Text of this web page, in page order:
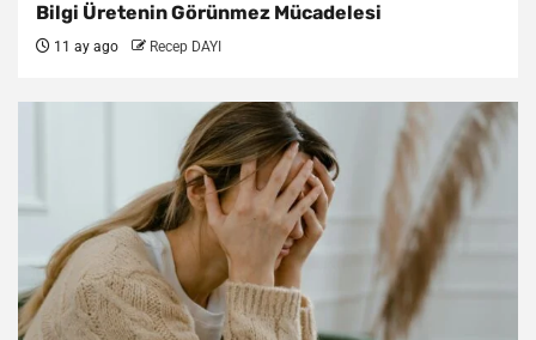
Bilgi Üretenin Görünmez Mücadelesi
11 ay ago Recep DAYI